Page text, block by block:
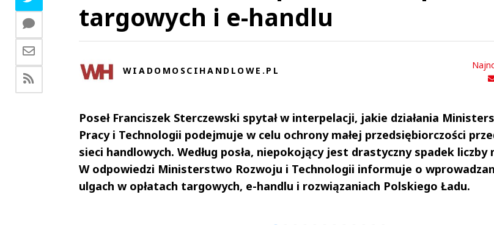
targowych i e-handlu
WIADOMOSCIHANDLOWE.PL
Poseł Franciszek Sterczewski spytał w interpelacji, jakie działania
Pracy i Technologii podejmuje w celu ochrony małej przedsiębiorczości
sieci handlowych. Według posła, niepokojący jest drastyczny spadek liczby
W odpowiedzi Ministerstwo Rozwoju i Technologii informuje o
ulgach w opłatach targowych, e-handlu i rozwiązaniach Polskiego Ładu.
Andrzej i Marta
Marta i Andrzej